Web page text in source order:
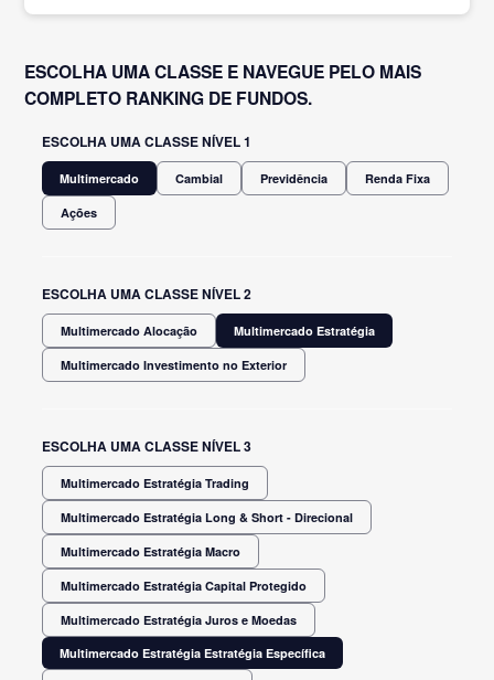
ESCOLHA UMA CLASSE E NAVEGUE PELO MAIS
COMPLETO RANKING DE FUNDOS.
ESCOLHA UMA CLASSE NÍVEL 1
Multimercado Cambial Previdência Renda Fixa
Ações
ESCOLHA UMA CLASSE NÍVEL 2
Multimercado Alocação Multimercado Estratégia
Multimercado Investimento no Exterior
ESCOLHA UMA CLASSE NÍVEL 3
Multimercado Estratégia Trading
Multimercado Estratégia Long & Short - Direcional
Multimercado Estratégia Macro
Multimercado Estratégia Capital Protegido
Multimercado Estratégia Juros e Moedas
Multimercado Estratégia Estratégia Específica